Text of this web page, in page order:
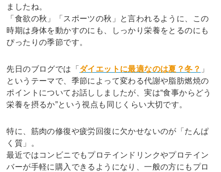
ましたね。
「食欲の秋」「スポーツの秋」と言われるように、この
時期は身体を動かすのにも、しっかり栄養をとるのにも
ぴったりの季節です。
先日のブログでは「 ダイエットに最適なのは夏？冬？ 」
というテーマで、季節によって変わる代謝や脂肪燃焼の
ポイントについてお話ししましたが、実は“食事からどう
栄養を摂るか”という視点も同じくらい大切です。
特に、筋肉の修復や疲労回復に欠かせないのが「たんぱ
く質」。
最近ではコンビニでもプロテインドリンクやプロテイン
バーが手軽に購入できるようになり、一般の方にもプロ